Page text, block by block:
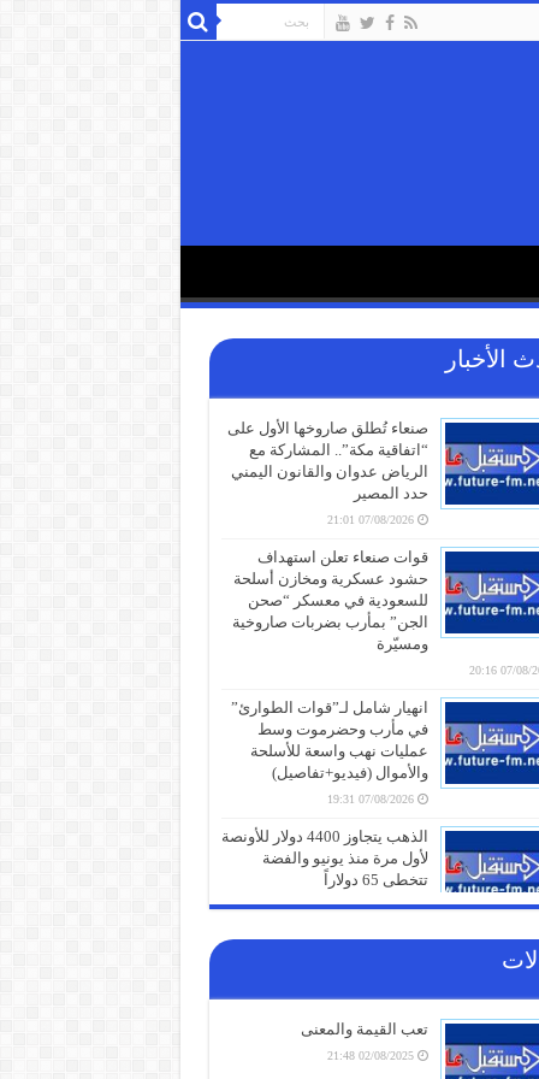
الأخبار
صنعاء تُطلق صاروخها الأول على
“اتفاقية مكة”.. المشاركة مع
الرياض عدوان والقانون اليمني
حدد المصير
07/08/2026 21:01
قوات صنعاء تعلن استهداف
حشود عسكرية ومخازن أسلحة
للسعودية في معسكر “صحن
الجن” بمأرب بضربات صاروخية
ومسيّرة
07/08/2026
انهيار شامل لـ”قوات الطوارئ”
في مأرب وحضرموت وسط
عمليات نهب واسعة للأسلحة
والأموال (فيديو+تفاصيل)
07/08/2026 19:31
الذهب يتجاوز 4400 دولار للأونصة
لأول مرة منذ يونيو والفضة
تتخطى 65 دولاراً
07/08/2026 19:01
كنز خفي في سلة المهملات..
“إعلان وفاة للجامعة العربية”..
تعب القيمة والمعنى
02/08/2025 21:48